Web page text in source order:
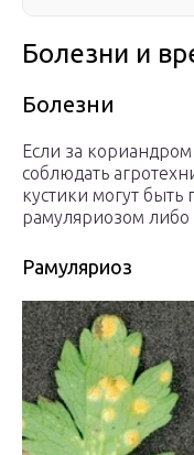
Болезни и
Болезни
Если за
соблюдать
кустики могут
рамуляриозом либо
Рамуляриоз